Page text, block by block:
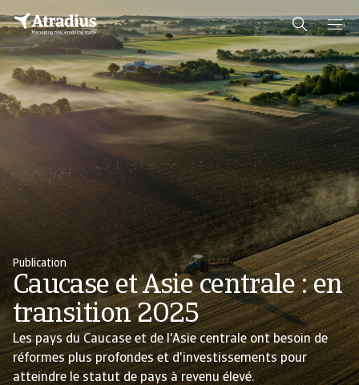
Publication
Caucase et Asie centrale : en
transition 2025
Les pays du Caucase et de l'Asie centrale ont besoin de
réformes plus profondes et d'investissements pour
atteindre le statut de pays à revenu élevé.